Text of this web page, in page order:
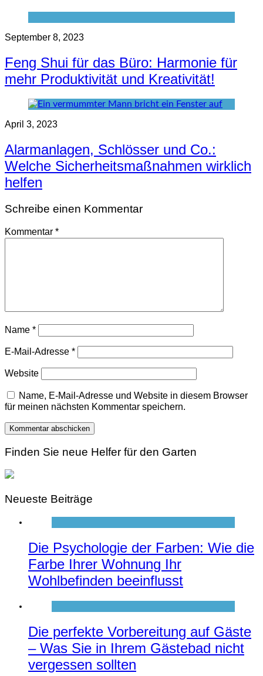
September 8, 2023
Feng Shui für das Büro: Harmonie für
mehr Produktivität und Kreativität!
April 3, 2023
Alarmanlagen, Schlösser und Co.:
Welche Sicherheitsmaßnahmen wirklich
helfen
Schreibe einen Kommentar
Kommentar *
Name *
E-Mail-Adresse *
Website
Name, E-Mail-Adresse und Website in diesem Browser
für meinen nächsten Kommentar speichern.
Finden Sie neue Helfer für den Garten
Neueste Beiträge
Die Psychologie der Farben: Wie die
Farbe Ihrer Wohnung Ihr
Wohlbefinden beeinflusst
Die perfekte Vorbereitung auf Gäste
– Was Sie in Ihrem Gästebad nicht
vergessen sollten